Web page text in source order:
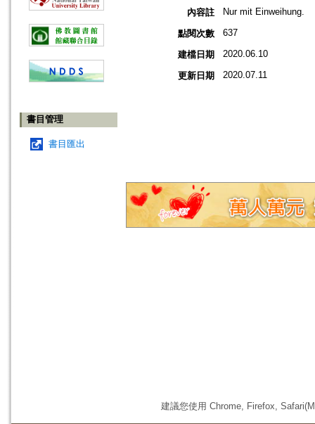
書目管理
書目匯出
內容註
Nur mit Einweihung.
點閱次數 637
建檔日期 2020.06.10
更新日期 2020.07.11
建議您使用 Chrome, Firefox,